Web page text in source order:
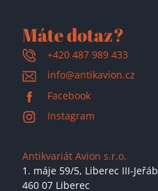
Máte dotaz?
+420 487 989 433
info@antikavion.cz
Facebook
Instagram
Antikvariát Avion s.r.o.
1. máje 59/5, Liberec III-Jeřáb
460 07 Liberec